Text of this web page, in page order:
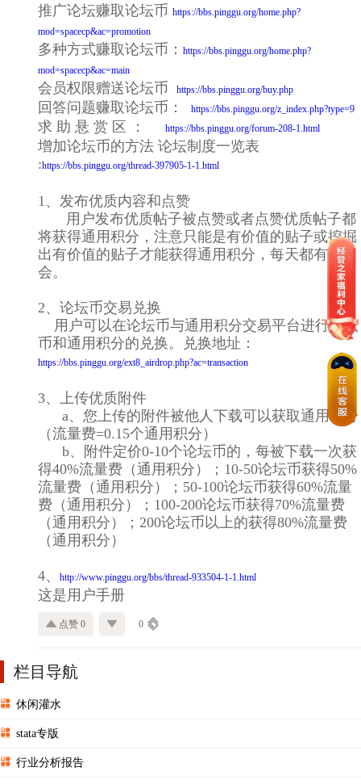
推广论坛赚取论坛币 https://bbs.pinggu.org/home.php?
mod=spacecp&ac=promotion
多种方式赚取论坛币： https://bbs.pinggu.org/home.php?
mod=spacecp&ac=main
会员权限赠送论坛币 https://bbs.pinggu.org/buy.php
回答问题赚取论坛币： https://bbs.pinggu.org/z_index.php?type=9
求 助 悬 赏 区 ： https://bbs.pinggu.org/forum-208-1.html
增加论坛币的方法 论坛制度一览表
:https://bbs.pinggu.org/thread-397905-1-1.html
1、发布优质内容和点赞
用户发布优质帖子被点赞或者点赞优质帖子都
将获得通用积分，注意只能是有价值的贴子或挖掘
出有价值的贴子才能获得通用积分，每天都有机
会。
2、论坛币交易兑换
用户可以在论坛币与通用积分交易平台进行论坛
币和通用积分的兑换。兑换地址：
https://bbs.pinggu.org/ext8_airdrop.php?ac=transaction
3、上传优质附件
a、您上传的附件被他人下载可以获取通用积分
（流量费=0.15个通用积分）
b、附件定价0-10个论坛币的，每被下载一次获
得40%流量费（通用积分）；10-50论坛币获得50%
流量费（通用积分）；50-100论坛币获得60%流量
费（通用积分）；100-200论坛币获得70%流量费
（通用积分）；200论坛币以上的获得80%流量费
（通用积分）
4、 http://www.pinggu.org/bbs/thread-933504-1-1.html
这是用户手册
点赞 0 0
栏目导航
休闲灌水
stata专版
行业分析报告